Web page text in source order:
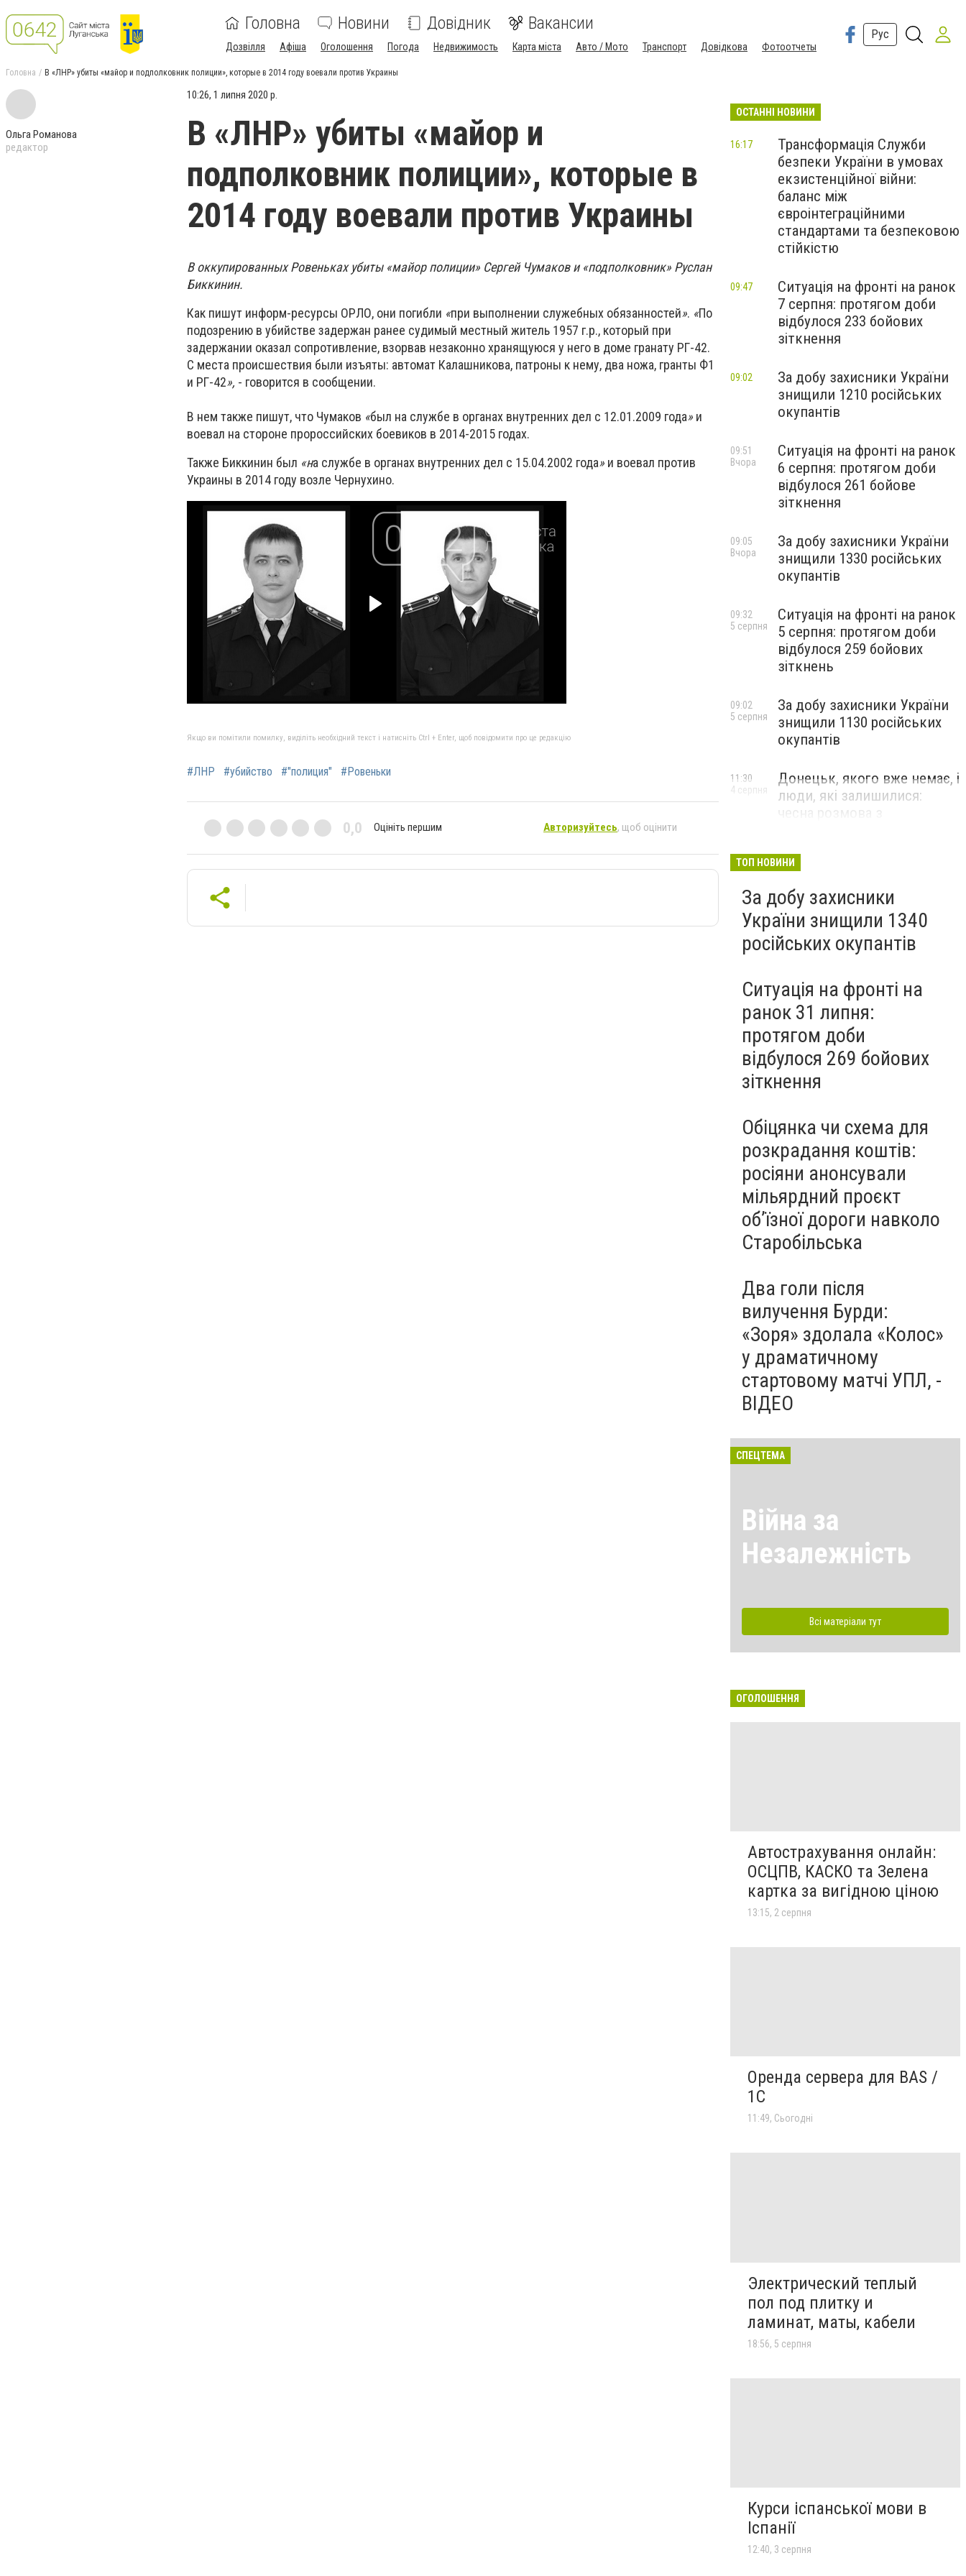
Головна Новини Довідник Вакансии
Дозвілля Афіша Оголошення Погода Недвижимость Карта міста Авто / Мото Транспорт Довідкова Фотоотчеты
Рус
Головна В «ЛНР» убиты «майор и подполковник полиции», которые в 2014 году воевали против Украины
Ольга Романова
редактор
10:26, 1 липня 2020 р.
В «ЛНР» убиты «майор и
подполковник полиции», которые в
2014 году воевали против Украины
В оккупированных Ровеньках убиты «майор полиции» Сергей Чумаков и «подполковник» Руслан
Биккинин.
Как пишут информ-ресурсы ОРЛО, они погибли «при выполнении служебных обязанностей». «По
подозрению в убийстве задержан ранее судимый местный житель 1957 г.р., который при
задержании оказал сопротивление, взорвав незаконно хранящуюся у него в доме гранату РГ-42.
С места происшествия были изъяты: автомат Калашникова, патроны к нему, два ножа, гранты Ф1
и РГ-42», - говорится в сообщении.
В нем также пишут, что Чумаков «был на службе в органах внутренних дел с 12.01.2009 года» и
воевал на стороне пророссийских боевиков в 2014-2015 годах.
Также Биккинин был «на службе в органах внутренних дел с 15.04.2002 года» и воевал против
Украины в 2014 году возле Чернухино.
Якщо ви помітили помилку, виділіть необхідний текст і натисніть Ctrl + Enter, щоб повідомити про це редакцію
#ЛНР #убийство #"полиция" #Ровеньки
0,0 Оцініть першим Авторизуйтесь, щоб оцінити
ОСТАННІ НОВИНИ
Трансформація Служби
безпеки України в умовах
екзистенційної війни:
баланс між
євроінтеграційними
стандартами та безпековою
стійкістю
16:17
Ситуація на фронті на ранок
7 серпня: протягом доби
відбулося 233 бойових
зіткнення
09:47
За добу захисники України
знищили 1210 російських
окупантів
09:02
Ситуація на фронті на ранок
6 серпня: протягом доби
відбулося 261 бойове
зіткнення
09:51
Вчора
За добу захисники України
знищили 1330 російських
окупантів
09:05
Вчора
Ситуація на фронті на ранок
5 серпня: протягом доби
відбулося 259 бойових
зіткнень
09:32
5 серпня
За добу захисники України
знищили 1130 російських
окупантів
09:02
5 серпня
Донецьк, якого вже немає, і
люди, які залишилися:
11:30
4 серпня
ТОП НОВИНИ
За добу захисники
України знищили 1340
російських окупантів
Ситуація на фронті на
ранок 31 липня:
протягом доби
відбулося 269 бойових
зіткнення
Обіцянка чи схема для
розкрадання коштів:
росіяни анонсували
мільярдний проєкт
об’їзної дороги навколо
Старобільська
Два голи після
вилучення Бурди:
«Зоря» здолала «Колос»
у драматичному
стартовому матчі УПЛ, -
ВІДЕО
СПЕЦТЕМА
Війна за
Незалежність
Всі матеріали тут
ОГОЛОШЕННЯ
Автострахування онлайн:
ОСЦПВ, КАСКО та Зелена
картка за вигідною ціною
13:15, 2 серпня
Оренда сервера для BAS /
1C
11:49, Сьогодні
Электрический теплый
пол под плитку и
ламинат, маты, кабели
18:56, 5 серпня
Курси іспанської мови в
Іспанії
12:40, 3 серпня